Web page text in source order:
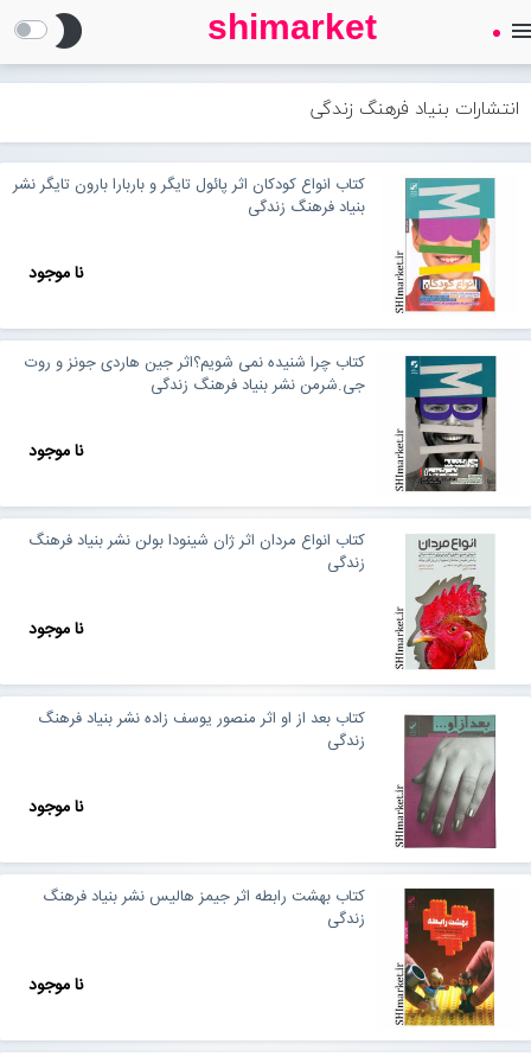
SHIMARKET
فروشگاه اینترنتی کتاب
درباره ما
بلاگ
Open submenu (محصولات)
محصولات
تماس با ما
ورود به سایت
brightness_2 shimarket
انتشارات بنیاد فرهنگ زندگی
کتاب انواع کودکان اثر پائول تایگر و باربارا بارون تایگر نشر
بنیاد فرهنگ زندگی
نا موجود
کتاب چرا شنیده نمی شویم؟اثر جین هاردی جونز و روت
جی.شرمن نشر بنیاد فرهنگ زندگی
نا موجود
کتاب انواع مردان اثر ژان شینودا بولن نشر بنیاد فرهنگ
زندگی
نا موجود
کتاب بعد از او اثر منصور یوسف زاده نشر بنیاد فرهنگ
زندگی
نا موجود
کتاب بهشت رابطه اثر جیمز هالیس نشر بنیاد فرهنگ
زندگی
نا موجود